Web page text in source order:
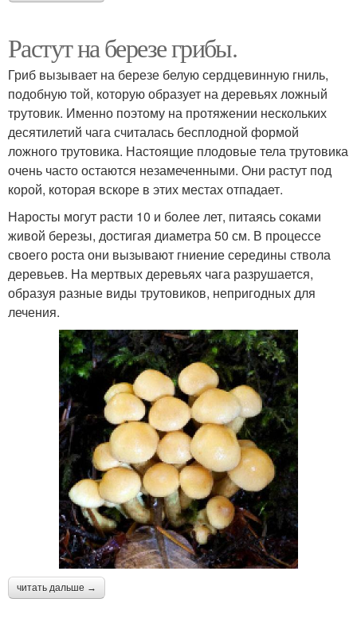
Растут на березе грибы.
Гриб вызывает на березе белую сердцевинную гниль,
подобную той, которую образует на деревьях ложный
трутовик. Именно поэтому на протяжении нескольких
десятилетий чага считалась бесплодной формой
ложного трутовика. Настоящие плодовые тела трутовика
очень часто остаются незамеченными. Они растут под
корой, которая вскоре в этих местах отпадает.
Наросты могут расти 10 и более лет, питаясь соками
живой березы, достигая диаметра 50 см. В процессе
своего роста они вызывают гниение середины ствола
деревьев. На мертвых деревьях чага разрушается,
образуя разные виды трутовиков, непригодных для
лечения.
читать дальше →